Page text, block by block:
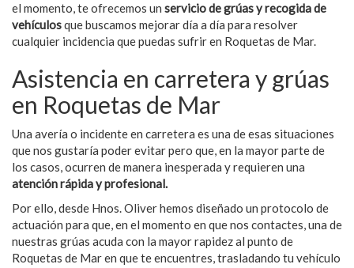
el momento, te ofrecemos un servicio de grúas y recogida de
vehículosque buscamos mejorar día a día para resolver
cualquier incidencia que puedas sufrir en Roquetas de Mar.
Asistencia en carretera y grúas
en Roquetas de Mar
Una avería o incidente en carretera es una de esas situaciones
que nos gustaría poder evitar pero que, en la mayor parte de
los casos, ocurren de manera inesperada y requieren una
atención rápida y profesional.
Por ello, desde Hnos. Oliver hemos diseñado un protocolo de
actuación para que, en el momento en que nos contactes, una de
nuestras grúas acuda con la mayor rapidez al punto de
Roquetas de Mar en que te encuentres, trasladando tu vehículo